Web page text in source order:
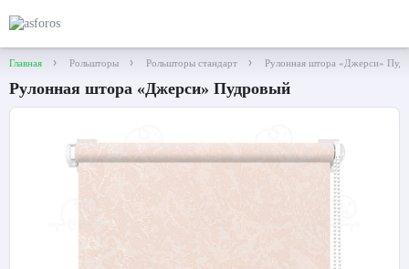
Главная Рольшторы Рольшторы стандарт Рулонная штора «Джерси»
Рулонная штора «Джерси» Пудровый